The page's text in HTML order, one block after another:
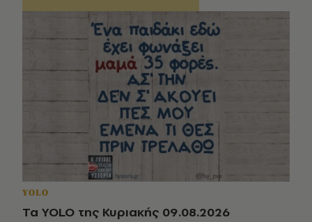
YOLO
Τα YOLO της Κυριακής 09.08.2026